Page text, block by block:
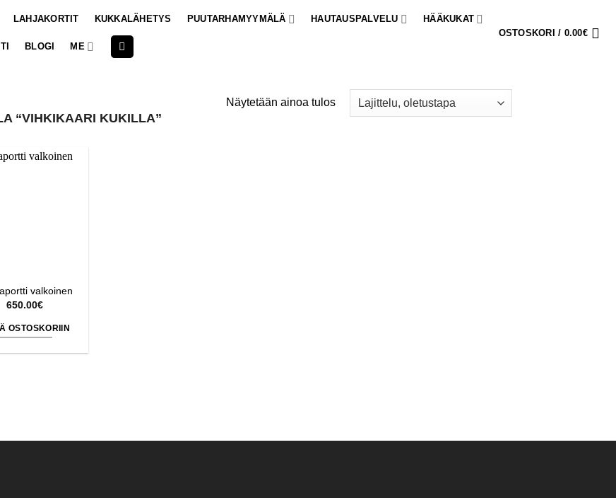
LAHJAKORTIT KUKKALÄHETYS PUUTARHAMYYMÄLÄ HAUTAUSPALVELU HÄÄKUKAT
BLOGI ME
OSTOSKORI / 0.00€
“VIHKIKAARI KUKILLA”
Näytetään ainoa tulos
valkoinen
650.00€
OSTOSKORIIN